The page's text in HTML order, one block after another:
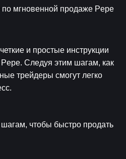
мгновенной продаже Pepe
и простые инструкции
Следуя этим шагам, как
трейдеры смогут легко
чтобы быстро продать